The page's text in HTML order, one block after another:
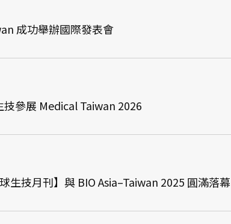
成功舉辦國際發表會
技參展 Medical Taiwan 2026
生技月刊】與 BIO Asia–Taiwan 2025 圓滿落幕